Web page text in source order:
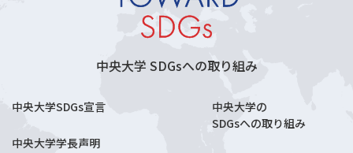
中央大学 SDGsへの取り組み
中央大学SDGs宣言
中央大学学長声明
中央大学の
SDGsへの取り組み